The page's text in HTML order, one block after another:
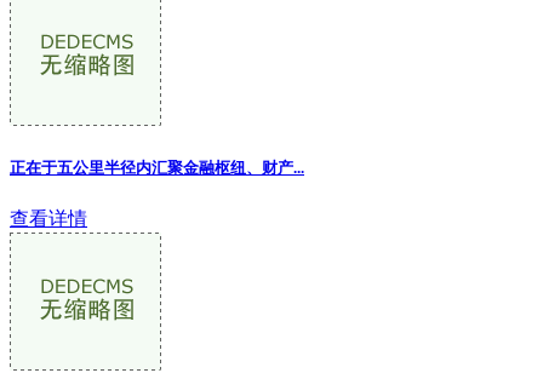
正在于五公里半径内汇聚金融枢纽、财产...
查看详情